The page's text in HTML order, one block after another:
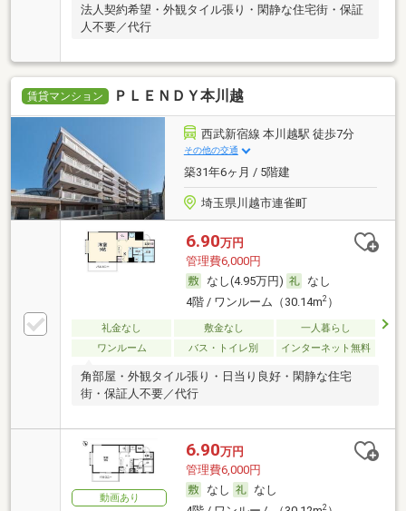
法人契約希望・外観タイル張り・閑静な住宅街・保証
人不要／代行
賃貸マンション ＰＬＥＮＤＹ本川越
西武新宿線 本川越駅 徒歩7分
その他の交通
築31年6ヶ月 / 5階建
埼玉県川越市連雀町
6.90万円
管理費6,000円
なし(4.95万円)
なし
4階 / ワンルーム（30.14m2）
礼金なし 敷金なし
一人暮らし
ワンルーム
バス・トイレ別 インターネット無料
角部屋・外観タイル張り・日当り良好・閑静な住宅
街・保証人不要／代行
動画あり
6.90万円
管理費6,000円
なし
なし
2